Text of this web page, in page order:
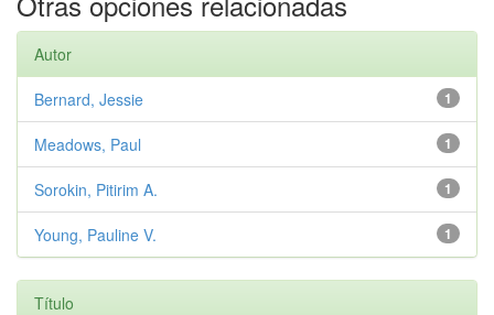
Autor
1
Bernard, Jessie
1
Meadows, Paul
1
Sorokin, Pitirim A.
1
Young, Pauline V.
Título